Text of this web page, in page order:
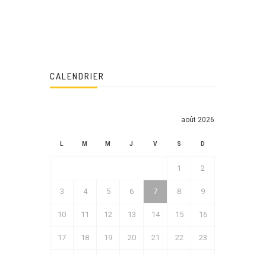
CALENDRIER
août 2026
L M M J V S D
1 2
3 4 5 6 7 8 9
10 11 12 13 14 15 16
17 18 19 20 21 22 23